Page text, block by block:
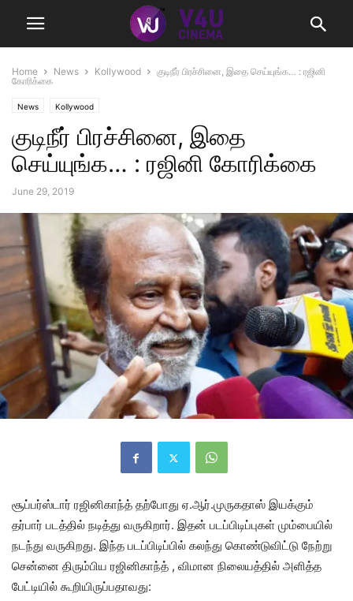
Home News Kollywood
குடிநீர் பிரச்சினை, இதை செய்யுங்க… : ரஜினி
கோரிக்கை
News Kollywood
குடிநீர் பிரச்சினை, இதை
செய்யுங்க… : ரஜினி கோரிக்கை
June 29, 2019
சூப்பர்ஸ்டார் ரஜினிகாந்த் தற்போது ஏ.ஆர்.முருகதாஸ் இயக்கும்
தர்பார் படத்தில் நடித்து வருகிறார். இதன் படப்பிடிப்புகள் மும்பையில்
நடந்து வருகிறது. இந்த படப்பிடிப்பில் கலந்து கொண்டுவிட்டு நேற்று
சென்னை திரும்பிய ரஜினிகாந்த் , விமான நிலையத்தில் அளித்த
பேட்டியில் கூறியிருப்பதாவது: